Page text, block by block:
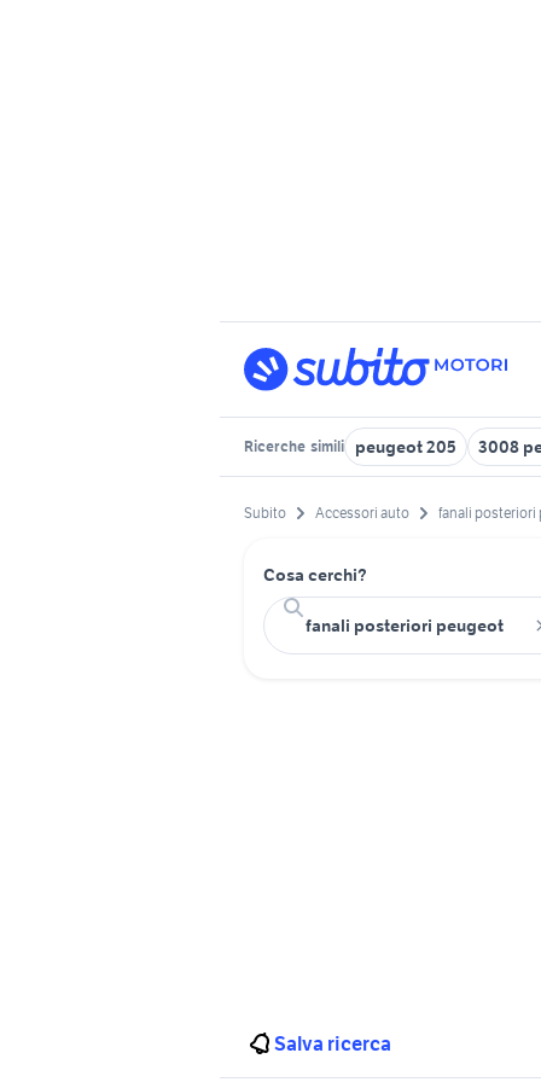
Ricerche simili peugeot 205 3008
Subito Accessori auto fanali posteriori
Cosa cerchi?
Salva ricerca